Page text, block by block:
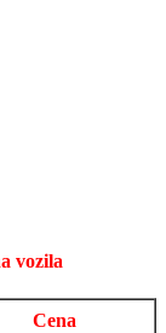
vozila
Cena